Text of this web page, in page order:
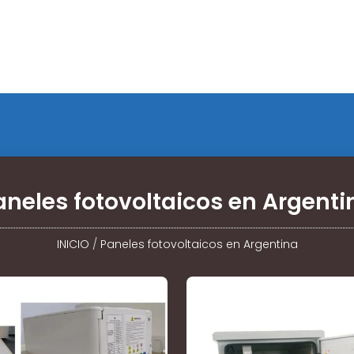
fotovoltaicos en
INICIO / Paneles fotovoltaicos en Argentina